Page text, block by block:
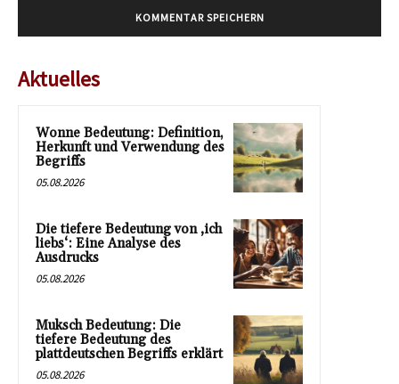
Aktuelles
Wonne Bedeutung: Definition,
Herkunft und Verwendung des
Begriffs
05.08.2026
Die tiefere Bedeutung von ‚ich
liebs‘: Eine Analyse des
Ausdrucks
05.08.2026
Muksch Bedeutung: Die
tiefere Bedeutung des
plattdeutschen Begriffs erklärt
05.08.2026